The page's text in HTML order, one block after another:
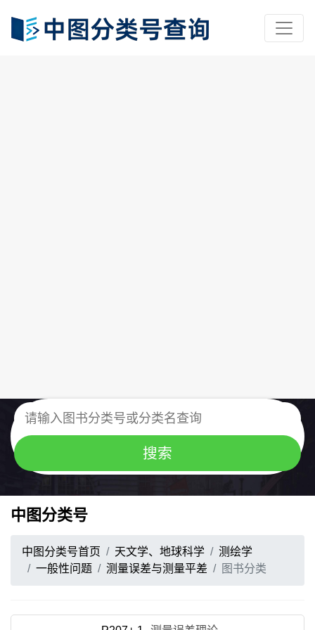
中图分类号
中图分类号首页 天文学、地球科学
测绘学
一般性问题
测量误差与测量平差 图书分类